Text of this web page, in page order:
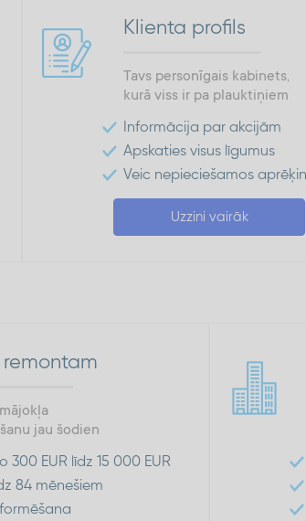
Klienta profils
Tavs personīgais kabinets,
kurā viss ir pa plauktiņiem
Informācija par akcijām
Apskaties visus līgumus
Veic nepieciešamos
Uzzini vairāk
remontam
jau šodien
300 EUR līdz 15 000 EUR
84 mēnešiem